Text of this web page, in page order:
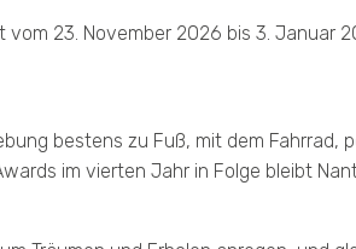
23. November 2026 bis 3. Januar
bestens zu Fuß, mit dem Fahrrad,
im vierten Jahr in Folge bleibt